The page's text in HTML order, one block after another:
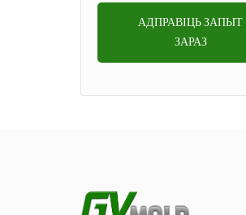
салона аўтамабіля
Насценныя паліцы для
захоўвання
Overmolding Mold
Устаўце форму
Адкручванне формы
Вертыкальная форма
АДПРАВІЦЬ ЗАПЫТ
ЗАРАЗ